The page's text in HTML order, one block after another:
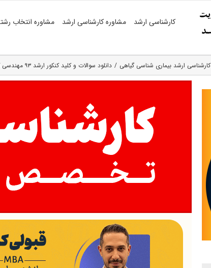
کارشناسی ارشد مشاوره کارشناسی ارشد مشاوره انتخاب
کارشناسی ارشد بیماری‌ شناسی گیاهی دانلود سوالات و کلید کنکور ارشد ۹۳ مهندسی کشاورزی- بیماری شناسی گیاهی (رایگان)